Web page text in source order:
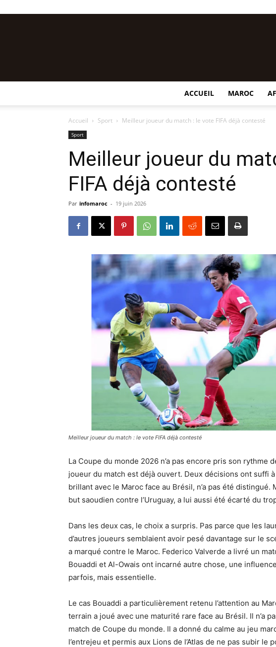
ACCUEIL MAROC
Accueil Sport Meilleur joueur du match : le vote FIFA déjà contesté
Sport
Meilleur joueur du
FIFA déjà contesté
Par infomaroc - 19 juin 2026
Meilleur joueur du match : le vote FIFA déjà contesté
La Coupe du monde 2026 n’a pas encore pris son
joueur du match est déjà ouvert. Deux décisions ont suffi
brillant avec le Maroc face au Brésil, n’a pas été
but saoudien contre l’Uruguay, a lui aussi été écarté du
Dans les deux cas, le choix a surpris. Pas parce que les
d’autres joueurs semblaient avoir pesé davantage sur le
a marqué contre le Maroc. Federico Valverde a livré un
Bouaddi et Al-Owais ont incarné autre chose, une
parfois, mais essentielle.
Le cas Bouaddi a particulièrement retenu l’attention au
terrain a joué avec une maturité rare face au Brésil. Il n’a
match de Coupe du monde. Il a donné du calme au jeu
l’entrejeu et permis aux Lions de l’Atlas de ne pas subir le